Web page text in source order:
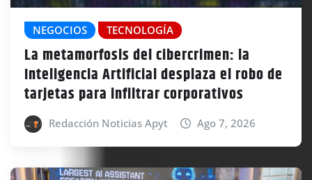
NEGOCIOS TECNOLOGÍA
La metamorfosis del cibercrimen: la
Inteligencia Artificial desplaza el robo de
tarjetas para infiltrar corporativos
Redacción Noticias Apyt Ago 7, 2026